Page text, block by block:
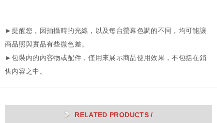
RELATED PRODUCTS /